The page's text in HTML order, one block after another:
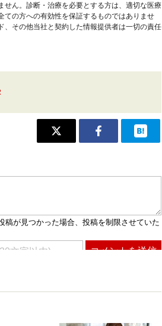
ん。診断・治療を必要とする方は、適切な医療
の方への有効性を保証するものではありませ
その他当社と契約した情報提供者は一切の責任